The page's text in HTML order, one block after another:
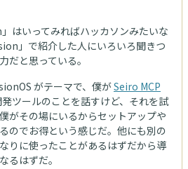
はいってみればハッカソンみたいな
」で紹介した人にいろいろ聞きつ
だと思っている。
がテーマで、僕がSeiro MCP
ツールのことを話すけど、それを試
がその場にいるからセットアップや
のでお得という感じだ。他にも別の
りに使ったことがあるはずだから導
るはずだ。